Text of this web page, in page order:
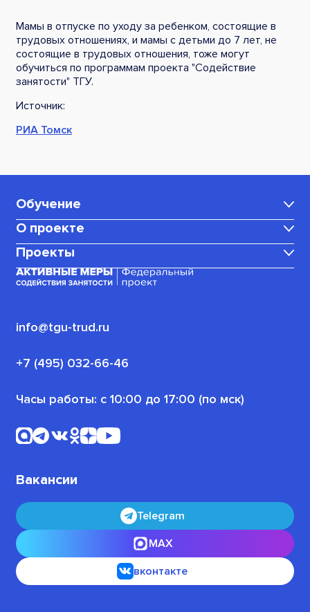
Мамы в отпуске по уходу за ребенком, состоящие в
трудовых отношениях, и мамы с детьми до 7 лет, не
состоящие в трудовых отношения, тоже могут
обучиться по программам проекта "Содействие
занятости" ТГУ.
Источник:
РИА Томск
info@tgu-trud.ru
+7 (495) 032-66-46
Часы работы: с 10:00 до 17:00 (по мск)
Обучение
Каталог программ
Для мам в декрете
Для военнослужащих
Офлайн-программы
Для безработных граждан
О проекте
Центр карьеры
Корпоративное обучение
Политика конфиденциальности
Проекты
Медиаблог
Вакансии
Telegram
MAX
вконтакте